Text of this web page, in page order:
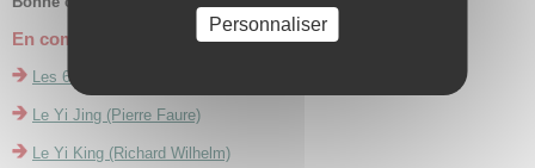
En complément
Les 64 hexagrammes
Le Yi Jing (Pierre Faure)
Le Yi King (Richard Wilhelm)
Personnaliser